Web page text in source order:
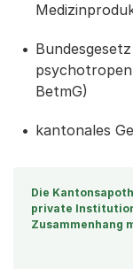
BetmG)
kantonales
Die
private
Zusammenhang